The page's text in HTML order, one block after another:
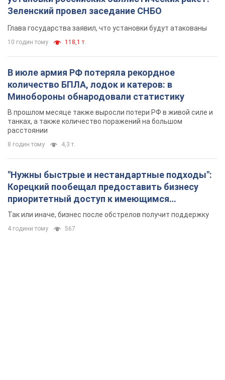
Зеленский провел заседание СНБО
Глава государства заявил, что установки будут атакованы
10 годин тому 118,1 т.
В июле армия РФ потеряла рекордное
количество БПЛА, лодок и катеров: в
Минобороны обнародовали статистику
В прошлом месяце также выросли потери РФ в живой силе и
танках, а также количество поражений на большом
расстоянии
8 годин тому 4,3 т.
"Нужны быстрые и нестандартные подходы":
Корецкий пообещал предоставить бизнесу
приоритетный доступ к имеющимся
складским помещениям
Так или иначе, бизнес после обстрелов получит поддержку
4 години тому 567